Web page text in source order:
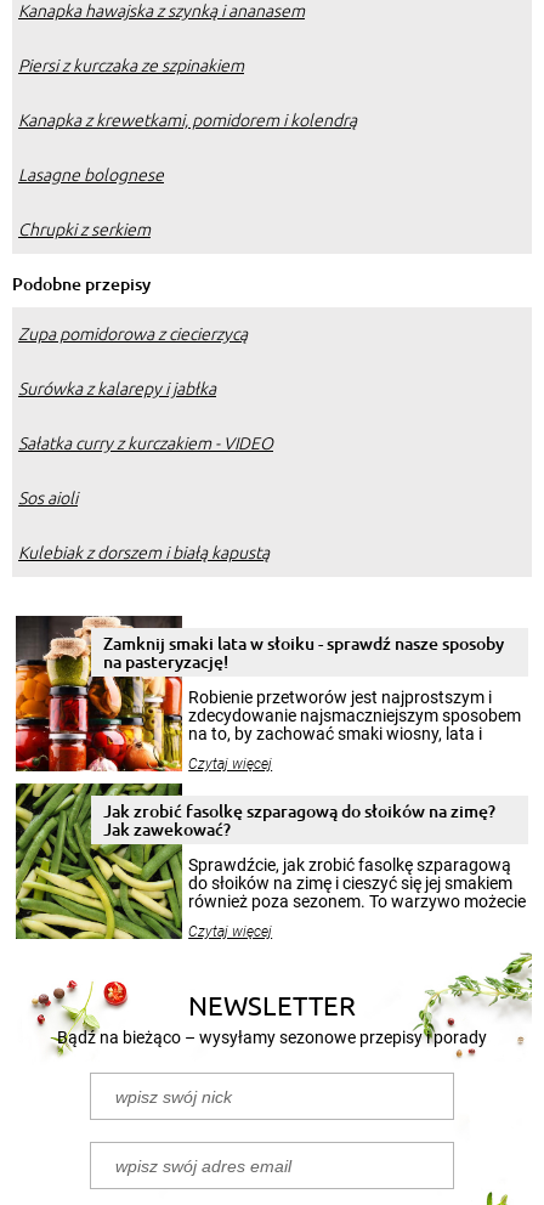
Kanapka hawajska z szynką i ananasem
Piersi z kurczaka ze szpinakiem
Kanapka z krewetkami, pomidorem i kolendrą
Lasagne bolognese
Chrupki z serkiem
Podobne przepisy
Zupa pomidorowa z ciecierzycą
Surówka z kalarepy i jabłka
Sałatka curry z kurczakiem - VIDEO
Sos aioli
Kulebiak z dorszem i białą kapustą
Zamknij smaki lata w słoiku - sprawdź nasze sposoby
na pasteryzację!
Robienie przetworów jest najprostszym i
zdecydowanie najsmaczniejszym sposobem
na to, by zachować smaki wiosny, lata i
krajobrazów, by cieszyć nimi oko w sezonie
pełni poczuć atmosferę cieplejszych
miesięcy. Przygotowanie słoików ze
patenty, które pozwolą zachować świeżość
przetworów.
Czytaj więcej
Jak zrobić fasolkę szparagową do słoików na zimę?
Jak zawekować?
Sprawdźcie, jak zrobić fasolkę szparagową
do słoików na zimę i cieszyć się jej smakiem
również poza sezonem. To warzywo możecie
nasze propozycje!
Czytaj więcej
NEWSLETTER
Bądź na bieżąco – wysyłamy sezonowe przepisy i porady